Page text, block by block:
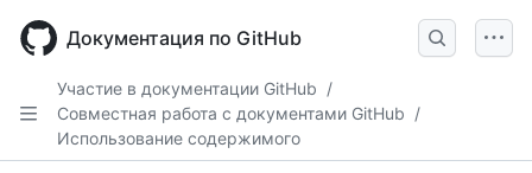
main
content
Документация по GitHub
Участие в документации GitHub /
Совместная работа с документами GitHub /
Использование содержимого